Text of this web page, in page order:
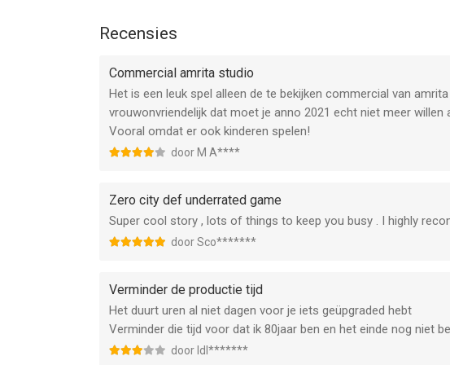
Informatie voor Zero City: Zombie Shelter Gameis het laatst
Recensies
Commercial amrita studio
Het is een leuk spel alleen de te bekijken commercial van
vrouwonvriendelijk dat moet je anno 2021 echt niet meer willen
Vooral omdat er ook kinderen spelen!
door M A****
Zero city def underrated game
Super cool story , lots of things to keep you busy . I highly
door Sco*******
Verminder de productie tijd
Het duurt uren al niet dagen voor je iets geüpgraded hebt
Verminder die tijd voor dat ik 80jaar ben en het einde nog niet
door Idl*******